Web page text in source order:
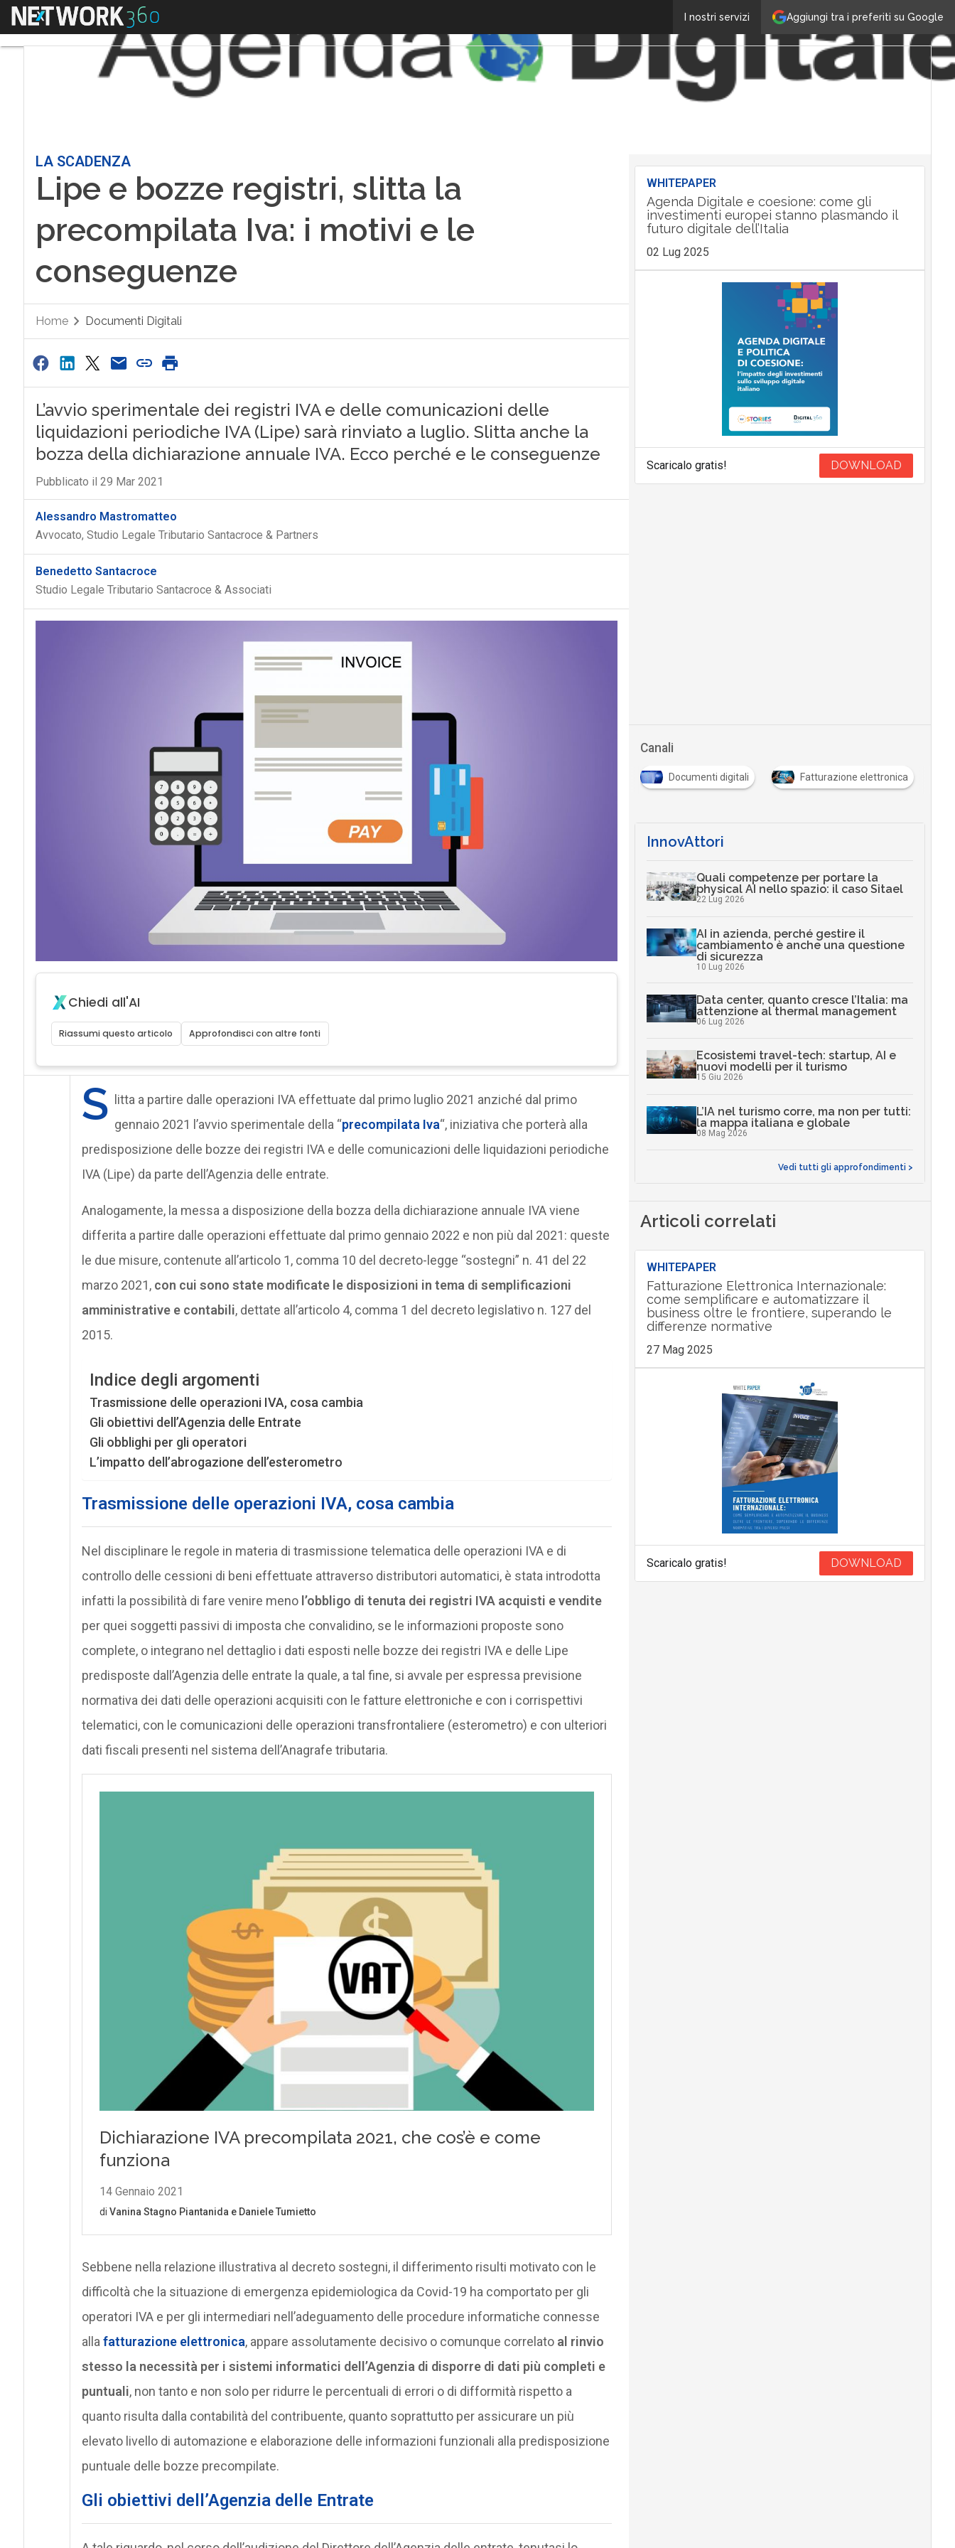
Aggiungi tra i preferiti su Google
I nostri servizi
Menu
LA SCADENZA
Lipe e bozze registri, slitta la
precompilata Iva: i motivi e le
conseguenze
Home Documenti Digitali
L’avvio sperimentale dei registri IVA e delle comunicazioni delle
liquidazioni periodiche IVA (Lipe) sarà rinviato a luglio. Slitta anche la
bozza della dichiarazione annuale IVA. Ecco perché e le conseguenze
Pubblicato il 29 Mar 2021
Alessandro Mastromatteo
Avvocato, Studio Legale Tributario Santacroce & Partners
Benedetto Santacroce
Studio Legale Tributario Santacroce & Associati
Chiedi all'AI
Riassumi questo articolo Approfondisci con altre fonti
S litta a partire dalle operazioni IVA effettuate dal primo luglio 2021 anziché dal primo
gennaio 2021 l’avvio sperimentale della “precompilata Iva“, iniziativa che porterà alla
predisposizione delle bozze dei registri IVA e delle comunicazioni delle liquidazioni periodiche
IVA (Lipe) da parte dell’Agenzia delle entrate.
Analogamente, la messa a disposizione della bozza della dichiarazione annuale IVA viene
differita a partire dalle operazioni effettuate dal primo gennaio 2022 e non più dal 2021: queste
le due misure, contenute all’articolo 1, comma 10 del decreto-legge “sostegni” n. 41 del 22
marzo 2021, con cui sono state modificate le disposizioni in tema di semplificazioni
amministrative e contabili, dettate all’articolo 4, comma 1 del decreto legislativo n. 127 del
2015.
Indice degli argomenti
Trasmissione delle operazioni IVA, cosa cambia
Gli obiettivi dell’Agenzia delle Entrate
Gli obblighi per gli operatori
L’impatto dell’abrogazione dell’esterometro
Trasmissione delle operazioni IVA, cosa cambia
Nel disciplinare le regole in materia di trasmissione telematica delle operazioni IVA e di
controllo delle cessioni di beni effettuate attraverso distributori automatici, è stata introdotta
infatti la possibilità di fare venire meno l’obbligo di tenuta dei registri IVA acquisti e vendite
per quei soggetti passivi di imposta che convalidino, se le informazioni proposte sono
complete, o integrano nel dettaglio i dati esposti nelle bozze dei registri IVA e delle Lipe
predisposte dall’Agenzia delle entrate la quale, a tal fine, si avvale per espressa previsione
normativa dei dati delle operazioni acquisiti con le fatture elettroniche e con i corrispettivi
telematici, con le comunicazioni delle operazioni transfrontaliere (esterometro) e con ulteriori
dati fiscali presenti nel sistema dell’Anagrafe tributaria.
Sebbene nella relazione illustrativa al decreto sostegni, il differimento risulti motivato con le
difficoltà che la situazione di emergenza epidemiologica da Covid-19 ha comportato per gli
operatori IVA e per gli intermediari nell’adeguamento delle procedure informatiche connesse
alla fatturazione elettronica, appare assolutamente decisivo o comunque correlato al rinvio
stesso la necessità per i sistemi informatici dell’Agenzia di disporre di dati più completi e
puntuali, non tanto e non solo per ridurre le percentuali di errori o di difformità rispetto a
quanto risulta dalla contabilità del contribuente, quanto soprattutto per assicurare un più
elevato livello di automazione e elaborazione delle informazioni funzionali alla predisposizione
puntuale delle bozze precompilate.
Gli obiettivi dell’Agenzia delle Entrate
WHITEPAPER
Agenda Digitale e coesione: come gli
investimenti europei stanno plasmando il
futuro digitale dell’Italia
02 Lug 2025
Scaricalo gratis! DOWNLOAD
Canali
Documenti digitali Fatturazione elettronica
InnovAttori
Quali competenze per portare la
physical AI nello spazio: il caso Sitael
22 Lug 2026
AI in azienda, perché gestire il
cambiamento è anche una questione
di sicurezza
10 Lug 2026
Data center, quanto cresce l’Italia: ma
attenzione al thermal management
06 Lug 2026
Ecosistemi travel-tech: startup, AI e
nuovi modelli per il turismo
15 Giu 2026
L’IA nel turismo corre, ma non per tutti:
la mappa italiana e globale
08 Mag 2026
Vedi tutti gli approfondimenti >
Articoli correlati
WHITEPAPER
Fatturazione Elettronica Internazionale:
come semplificare e automatizzare il
business oltre le frontiere, superando le
differenze normative
27 Mag 2025
Scaricalo gratis! DOWNLOAD